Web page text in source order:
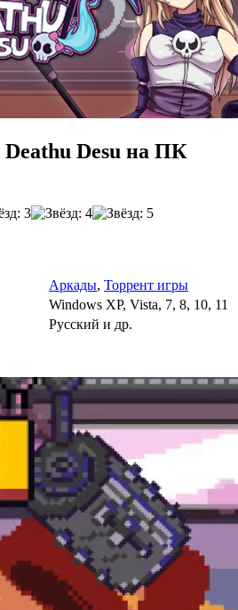
Desu на ПК
Аркады, Торрент игры
Windows XP, Vista, 7, 8, 10, 11
Русский и др.